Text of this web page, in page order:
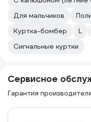
Для мальчиков
Куртка-бомбер
L
Сигнальные куртки
Сервисное
Гарантия